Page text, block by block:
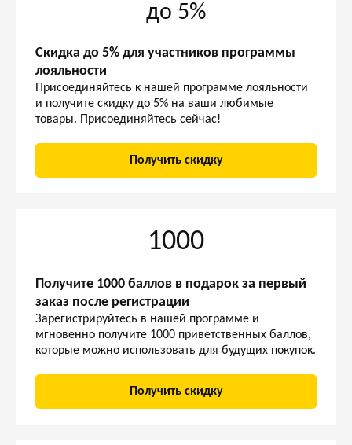
до 5%
Скидка до 5% для участников программы
лояльности
Присоединяйтесь к нашей программе лояльности
и получите скидку до 5% на ваши любимые
товары. Присоединяйтесь сейчас!
Получить скидку
1000
Получите 1000 баллов в подарок за первый
заказ после регистрации
Зарегистрируйтесь в нашей программе и
мгновенно получите 1000 приветственных баллов,
которые можно использовать для будущих покупок.
Получить скидку